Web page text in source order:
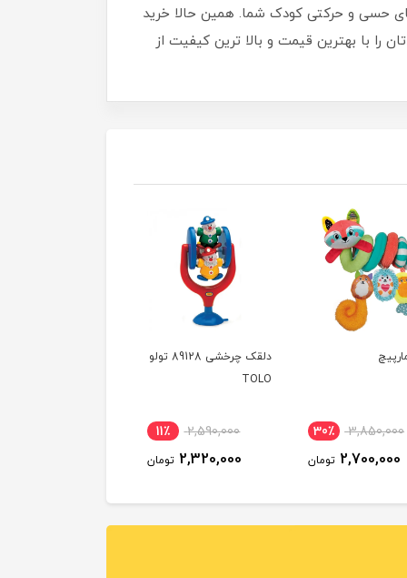
حسی و حرکتی کودک شما. همین حالا خرید
را با بهترین قیمت و بالا ترین کیفیت از
3,850,000 30٪
2,700,000 تومان
دلقک چرخشی 89128 تولو
TOLO
2,590,000 11٪
2,320,000 تومان